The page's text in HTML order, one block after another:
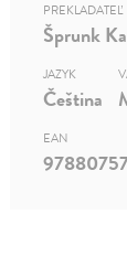
PREKLADATEĽ
Šprunk
JAZYK
Čeština
EAN